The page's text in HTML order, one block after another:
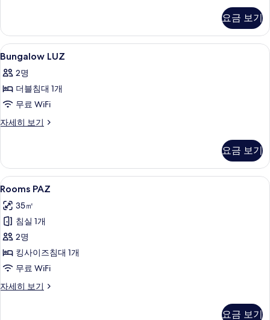
히
보
기
요금 보기
Bungalow
LUZ
사
진
모
두
Bungalow LUZ | 미니바, 객실 내 금고,
5
Bungalow LUZ
2명
더블침대 1개
무료 WiFi
자세히 보기
Bungalow
히
보
기
요금 보기
Rooms
PAZ
사
진
모
두
보
기
Rooms PAZ | 미니바, 객실 내 금고, 책
6
Rooms PAZ
35㎡
침실 1개
2명
킹사이즈침대 1개
무료 WiFi
자세히 보기
Rooms
요금 보기